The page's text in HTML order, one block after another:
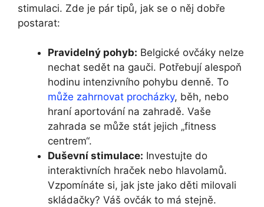
stimulaci.⁢ Zde je ​pár tipů, ​jak se o něj dobře
postarat:
Pravidelný pohyb: Belgické ovčáky nelze
nechat ‍sedět na gauči.‌ Potřebují ‍alespoň
hodinu intenzivního pohybu denně. To
může zahrnovat procházky,⁤ běh, nebo
⁤hraní aportování na zahradě. Vaše⁣
zahrada se ⁣může stát ​jejich „fitness
centrem“.
Duševní ⁢stimulace: Investujte⁤ do
interaktivních hraček nebo ​hlavolamů.
Vzpomínáte si, jak jste⁤ jako děti milovali
skládačky? Váš ovčák to má stejně.